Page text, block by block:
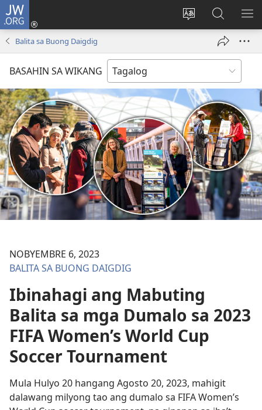
JW.ORG
Baguhin
ng
Mag-
log
bubukas
bagong
window)
sa
JW.ORG
Balita sa Buong Daigdig
BASAHIN SA WIKANG
NOBYEMBRE 6, 2023
BALITA SA BUONG DAIGDIG
Ibinahagi ang Mabuting
Balita sa mga Dumalo sa 2023
FIFA Women’s World Cup
Soccer Tournament
Mula Hulyo 20 hangang Agosto 20, 2023, mahigit
dalawang milyong tao ang dumalo sa FIFA Women’s